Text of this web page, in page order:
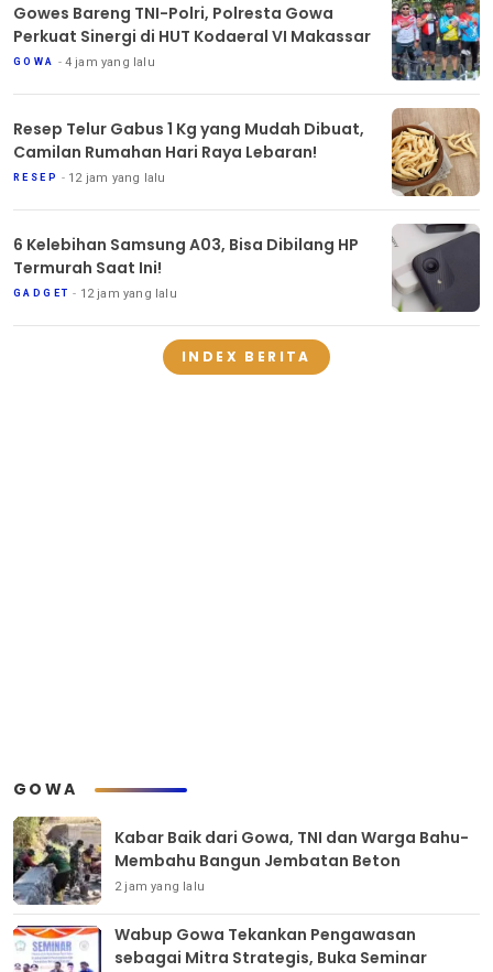
Gowes Bareng TNI-Polri, Polresta Gowa
Perkuat Sinergi di HUT Kodaeral VI Makassar
GOWA 4 jam yang lalu
Resep Telur Gabus 1 Kg yang Mudah Dibuat,
Camilan Rumahan Hari Raya Lebaran!
RESEP 12 jam yang lalu
6 Kelebihan Samsung A03, Bisa Dibilang HP
Termurah Saat Ini!
GADGET 12 jam yang lalu
INDEX BERITA
GOWA
Kabar Baik dari Gowa, TNI dan Warga Bahu-
Membahu Bangun Jembatan Beton
2 jam yang lalu
Wabup Gowa Tekankan Pengawasan
sebagai Mitra Strategis, Buka Seminar